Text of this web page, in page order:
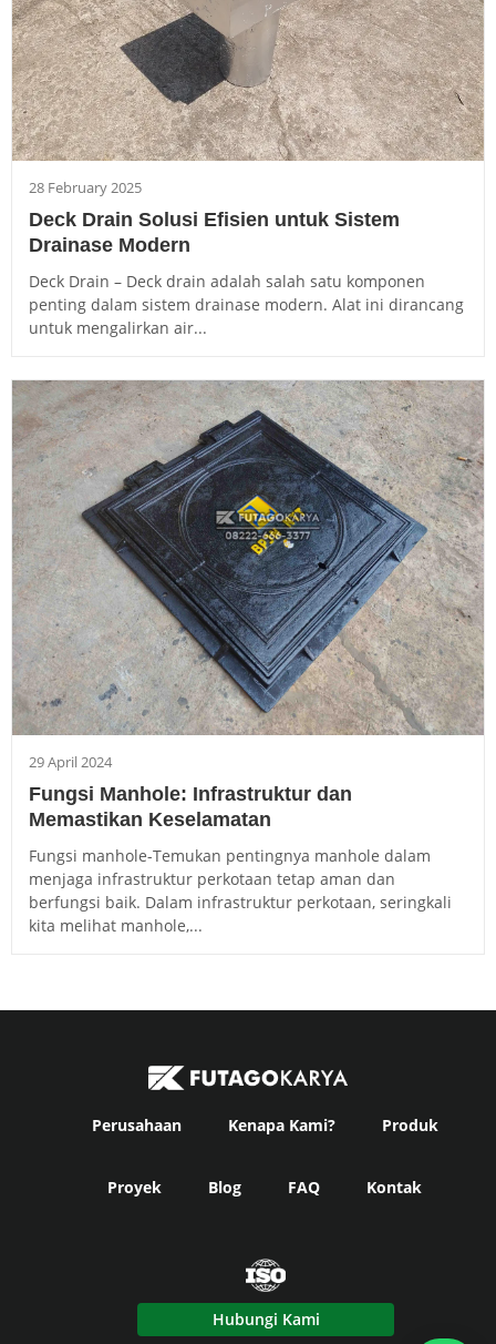
28 February 2025
Deck Drain Solusi Efisien untuk Sistem
Drainase Modern
Deck Drain – Deck drain adalah salah satu komponen
penting dalam sistem drainase modern. Alat ini dirancang
untuk mengalirkan air...
29 April 2024
Fungsi Manhole: Infrastruktur dan
Memastikan Keselamatan
Fungsi manhole-Temukan pentingnya manhole dalam
menjaga infrastruktur perkotaan tetap aman dan
berfungsi baik. Dalam infrastruktur perkotaan, seringkali
kita melihat manhole,...
Perusahaan Kenapa Kami? Produk
Proyek Blog FAQ Kontak
Hubungi Kami